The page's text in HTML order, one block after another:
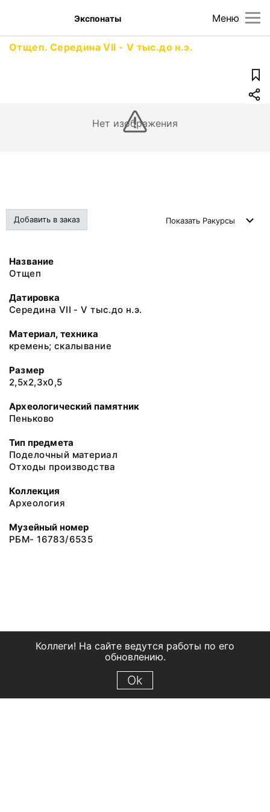
Меню
Экспонаты
Отщеп. Середина VII - V тыс.до н.э.
Нет изображения
Добавить в заказ Показать Ракурсы
Название
Отщеп
Датировка
Середина VII - V тыс.до н.э.
Материал, техника
кремень; скалывание
Размер
2,5х2,3х0,5
Археологический памятник
Пеньково
Тип предмета
Поделочный материал
Отходы производства
Коллекция
Археология
Музейный номер
РБМ- 16783/6535
Коллеги! На сайте ведутся работы по его
обновлению.
Ok